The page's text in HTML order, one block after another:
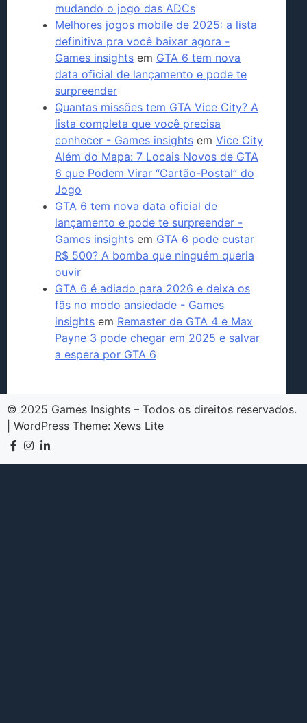
mudando o jogo das ADCs
Melhores jogos mobile de 2025: a lista
definitiva pra você baixar agora -
Games insights em GTA 6 tem nova
data oficial de lançamento e pode te
surpreender
Quantas missões tem GTA Vice City? A
lista completa que você precisa
conhecer - Games insights em Vice City
Além do Mapa: 7 Locais Novos de GTA
6 que Podem Virar “Cartão-Postal” do
Jogo
GTA 6 tem nova data oficial de
lançamento e pode te surpreender -
Games insights em GTA 6 pode custar
R$ 500? A bomba que ninguém queria
ouvir
GTA 6 é adiado para 2026 e deixa os
fãs no modo ansiedade - Games
insights em Remaster de GTA 4 e Max
Payne 3 pode chegar em 2025 e salvar
a espera por GTA 6
© 2025 Games Insights – Todos os direitos reservados.
WordPress Theme: Xews Lite